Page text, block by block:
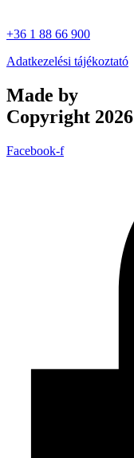
+36 1 88 66 900
Adatkezelési tájékoztató
Made by
Copyright 2026
Facebook-f